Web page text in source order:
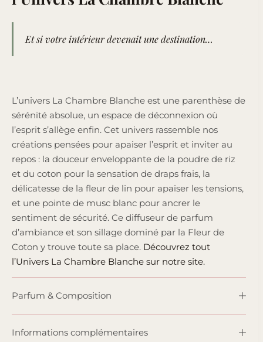
Et si votre intérieur devenait une destination…
L’univers La Chambre Blanche est une parenthèse de
sérénité absolue, un espace de déconnexion où
l’esprit s’allège enfin. Cet univers rassemble nos
créations pensées pour apaiser l’esprit et inviter au
repos : la douceur enveloppante de la poudre de riz
et du coton pour la sensation de draps frais, la
délicatesse de la fleur de lin pour apaiser les tensions,
et une pointe de musc blanc pour ancrer le
sentiment de sécurité. Ce diffuseur de parfum
d’ambiance et son sillage dominé par la Fleur de
Coton y trouve toute sa place. Découvrez tout
l’Univers La Chambre Blanche sur notre site.
Parfum & Composition
Informations complémentaires